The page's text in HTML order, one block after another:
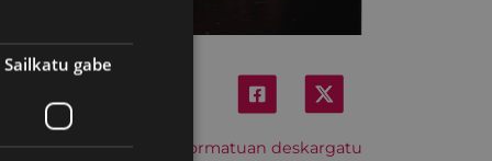
Hitzordu hau iCal formatuan deskargatu
Sailkatu gabe